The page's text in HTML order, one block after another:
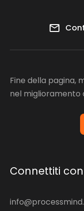
Fine della pagina,
nel miglioramento
Connettiti